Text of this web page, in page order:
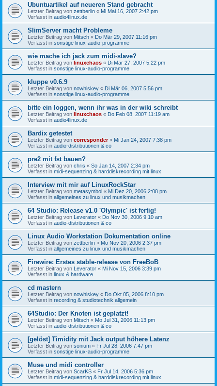
Ubuntuartikel auf neueren Stand gebracht
Letzter Beitrag von zettberlin « Mi Mai 16, 2007 2:42 pm
Verfasst in audio4linux.de
SlimServer macht Probleme
Letzter Beitrag von Mitsch « Do Mär 29, 2007 11:16 pm
Verfasst in sonstige linux-audio-programme
wie mache ich jack zum midi-slave?
Letzter Beitrag von linuxchaos « Di Mär 27, 2007 5:22 pm
Verfasst in sonstige linux-audio-programme
kluppe v0.6.9
Letzter Beitrag von nowhiskey « Di Mär 06, 2007 5:56 pm
Verfasst in sonstige linux-audio-programme
bitte ein loggen, wenn ihr was in der wiki schreibt
Letzter Beitrag von linuxchaos « Do Feb 08, 2007 11:19 am
Verfasst in audio4linux.de
Bardix getestet
Letzter Beitrag von corresponder« Mi Jan 24, 2007 7:38 pm
Verfasst in audio-distributionen & co
pre2 mit fst bauen?
Letzter Beitrag von chris « So Jan 14, 2007 2:34 pm
Verfasst in midi-sequenzing & harddiskrecording mit linux
Interview mit mir auf LinuxRockStar
Letzter Beitrag von metasymbol « Mi Dez 20, 2006 2:08 pm
Verfasst in allgemeines zu linux und musikmachen
64 Studio: Release v1.0 'Olympic' ist fertig!
Letzter Beitrag von Leverator « Do Nov 30, 2006 9:10 am
Verfasst in audio-distributionen & co
Linux Audio Workstation Dokumentation online
Letzter Beitrag von zettberlin « Mo Nov 20, 2006 2:37 pm
Verfasst in allgemeines zu linux und musikmachen
Firewire: Erstes stable-release von FreeBoB
Letzter Beitrag von Leverator « Mi Nov 15, 2006 3:39 pm
Verfasst in linux & hardware
cd mastern
Letzter Beitrag von nowhiskey « Do Okt 05, 2006 8:10 pm
Verfasst in recording & studiotechnik allgemein
64Studio: Der Knoten ist geplatzt!
Letzter Beitrag von Mitsch « Mo Jul 31, 2006 11:13 pm
Verfasst in audio-distributionen & co
[gelöst] Timidity mit Jack output höhere Latenz
Letzter Beitrag von sonium « Fr Jul 28, 2006 7:47 pm
Verfasst in sonstige linux-audio-programme
Muse und midi controller
Letzter Beitrag von ScarKS « Fr Jul 14, 2006 5:36 pm
Verfasst in midi-sequenzing & harddiskrecording mit linux